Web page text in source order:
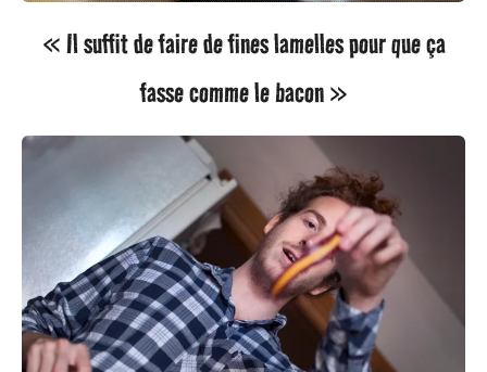
« Il suffit de faire de fines lamelles pour que ça
fasse comme le bacon »